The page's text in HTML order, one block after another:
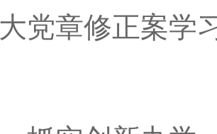
党章修正案学